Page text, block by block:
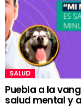
SALUD
Puebla a la
salud mental y